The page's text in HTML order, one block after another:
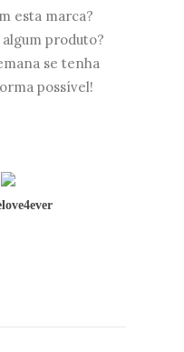
esta marca?
produto?
se tenha
possível!